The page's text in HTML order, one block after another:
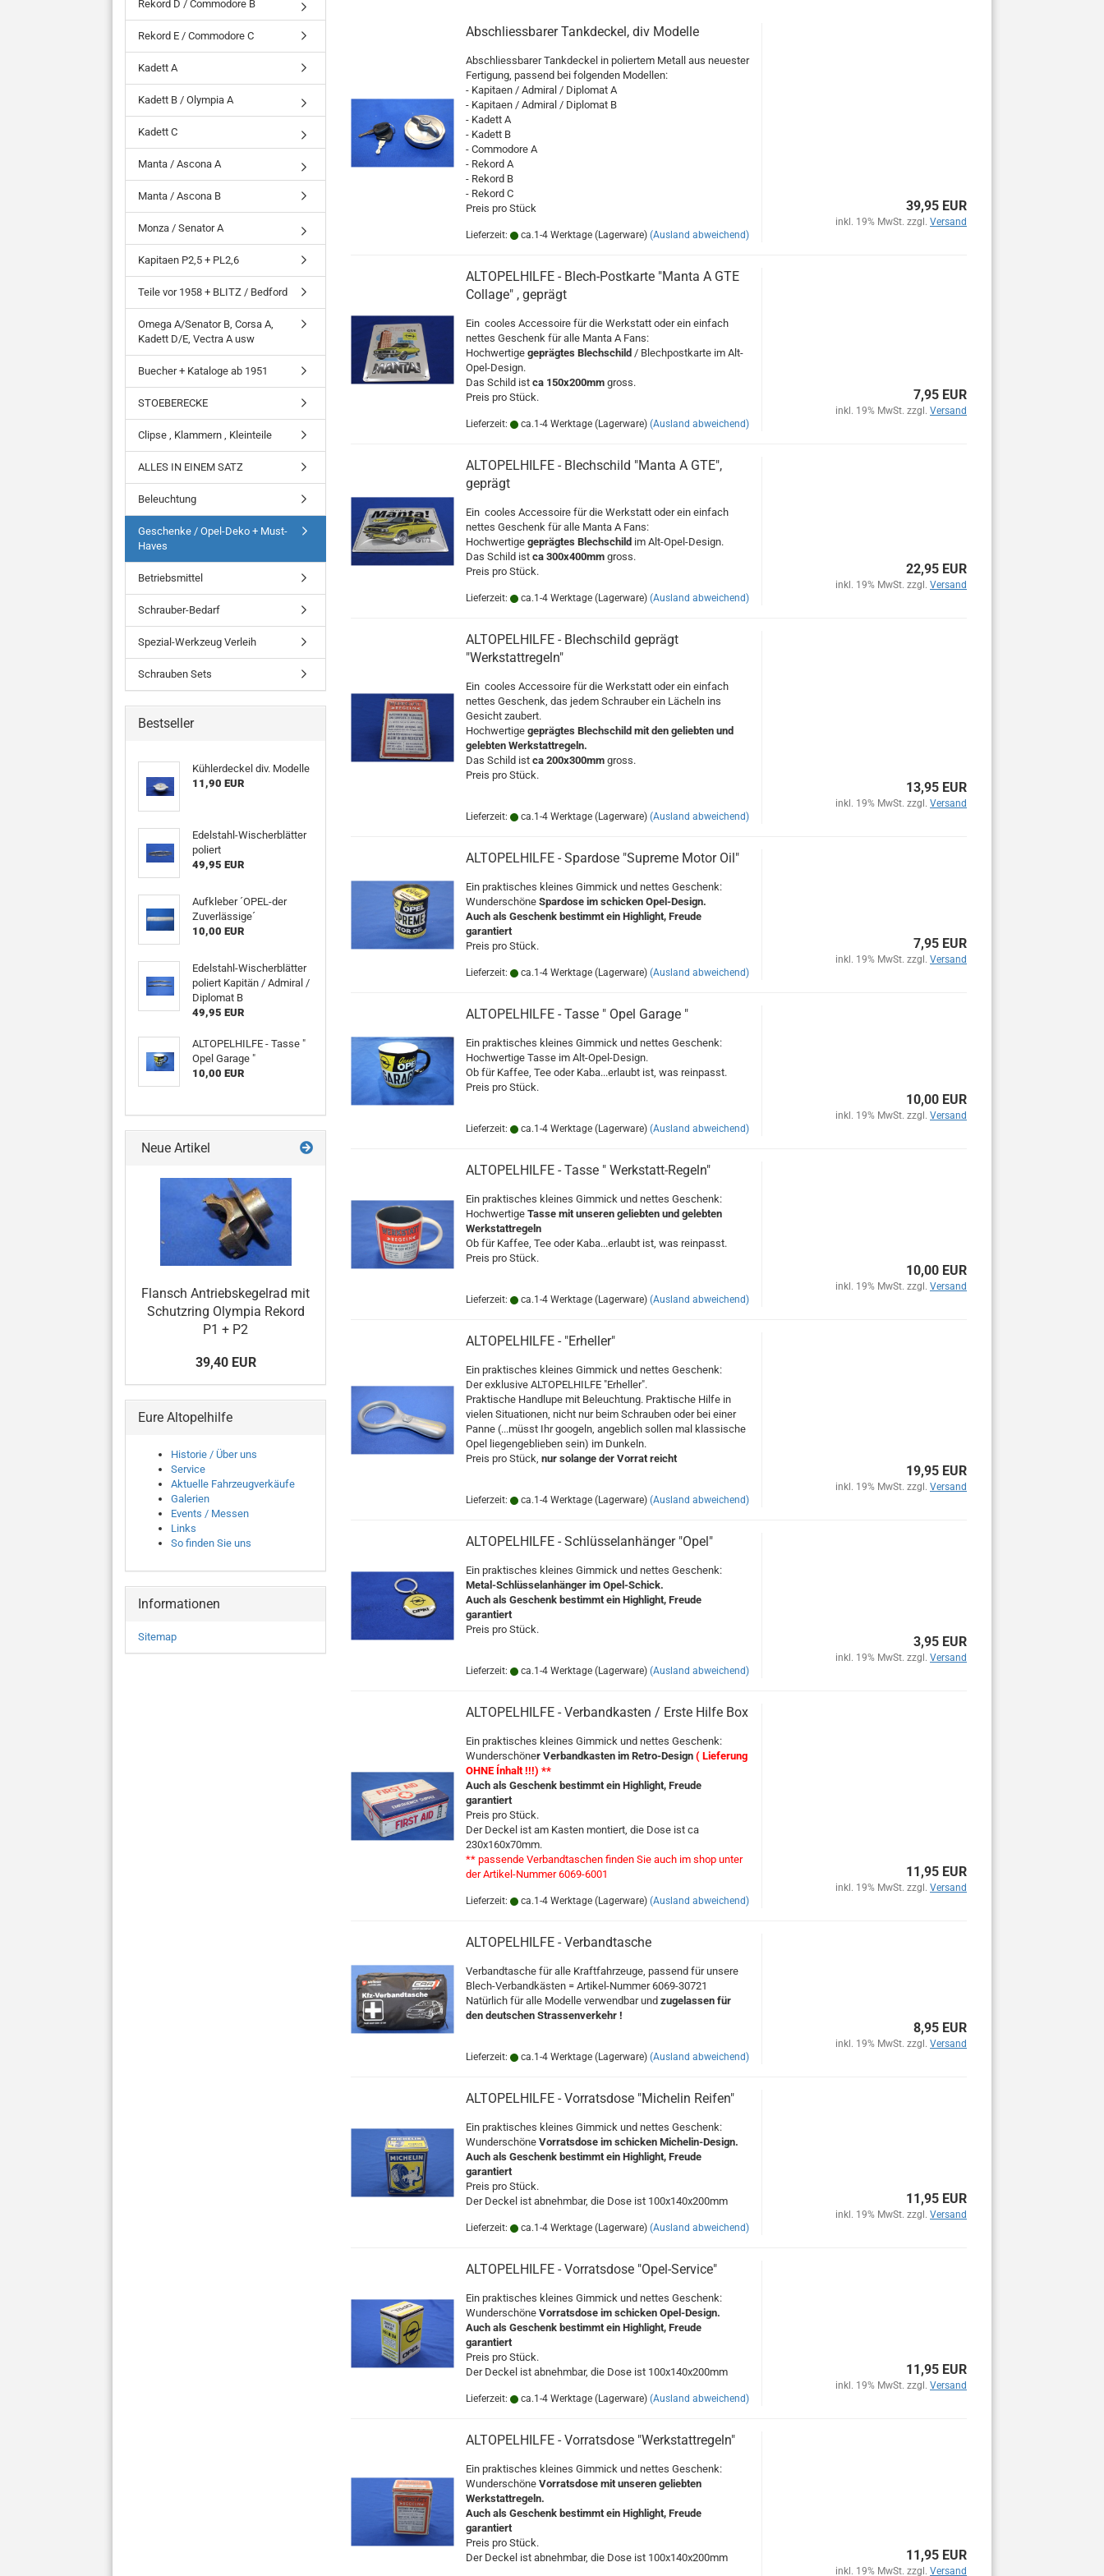
Abschliessbarer Tankdeckel, div Modelle
Abschliessbarer Tankdeckel in poliertem Metall aus neuester
Fertigung, passend bei folgenden Modellen:
- Kapitaen / Admiral / Diplomat A
- Kapitaen / Admiral / Diplomat B
- Kadett A
- Kadett B
- Commodore A
- Rekord A
- Rekord B
- Rekord C
Preis pro Stück
Lieferzeit: ca.1-4 Werktage (Lagerware) (Ausland abweichend)
39,95 EUR
inkl. 19% MwSt. zzgl. Versand
ALTOPELHILFE - Blech-Postkarte "Manta A GTE
Collage" , geprägt
Ein cooles Accessoire für die Werkstatt oder ein einfach
nettes Geschenk für alle Manta A Fans:
Hochwertige geprägtes Blechschild / Blechpostkarte im Alt-
Opel-Design.
Das Schild ist ca 150x200mm gross.
Preis pro Stück.
Lieferzeit: ca.1-4 Werktage (Lagerware) (Ausland abweichend)
7,95 EUR
inkl. 19% MwSt. zzgl. Versand
ALTOPELHILFE - Blechschild "Manta A GTE",
geprägt
Ein cooles Accessoire für die Werkstatt oder ein einfach
nettes Geschenk für alle Manta A Fans:
Hochwertige geprägtes Blechschild im Alt-Opel-Design.
Das Schild ist ca 300x400mm gross.
Preis pro Stück.
Lieferzeit: ca.1-4 Werktage (Lagerware) (Ausland abweichend)
22,95 EUR
inkl. 19% MwSt. zzgl. Versand
ALTOPELHILFE - Blechschild geprägt
"Werkstattregeln"
Ein cooles Accessoire für die Werkstatt oder ein einfach
nettes Geschenk, das jedem Schrauber ein Lächeln ins
Gesicht zaubert.
Hochwertige geprägtes Blechschild mit den geliebten und
gelebten Werkstattregeln.
Das Schild ist ca 200x300mm gross.
Preis pro Stück.
Lieferzeit: ca.1-4 Werktage (Lagerware) (Ausland abweichend)
13,95 EUR
inkl. 19% MwSt. zzgl. Versand
ALTOPELHILFE - Spardose "Supreme Motor Oil"
Ein praktisches kleines Gimmick und nettes Geschenk:
Wunderschöne Spardose im schicken Opel-Design.
Auch als Geschenk bestimmt ein Highlight, Freude
garantiert
Preis pro Stück.
Lieferzeit: ca.1-4 Werktage (Lagerware) (Ausland abweichend)
7,95 EUR
inkl. 19% MwSt. zzgl. Versand
ALTOPELHILFE - Tasse " Opel Garage "
Ein praktisches kleines Gimmick und nettes Geschenk:
Hochwertige Tasse im Alt-Opel-Design.
Ob für Kaffee, Tee oder Kaba...erlaubt ist, was reinpasst.
Preis pro Stück.
Lieferzeit: ca.1-4 Werktage (Lagerware) (Ausland abweichend)
10,00 EUR
inkl. 19% MwSt. zzgl. Versand
ALTOPELHILFE - Tasse " Werkstatt-Regeln"
Ein praktisches kleines Gimmick und nettes Geschenk:
Hochwertige Tasse mit unseren geliebten und gelebten
Werkstattregeln
Ob für Kaffee, Tee oder Kaba...erlaubt ist, was reinpasst.
Preis pro Stück.
Lieferzeit: ca.1-4 Werktage (Lagerware) (Ausland abweichend)
10,00 EUR
inkl. 19% MwSt. zzgl. Versand
ALTOPELHILFE - "Erheller"
Ein praktisches kleines Gimmick und nettes Geschenk:
Der exklusive ALTOPELHILFE "Erheller".
Praktische Handlupe mit Beleuchtung. Praktische Hilfe in
vielen Situationen, nicht nur beim Schrauben oder bei einer
Panne (...müsst Ihr googeln, angeblich sollen mal klassische
Opel liegengeblieben sein) im Dunkeln.
Preis pro Stück, nur solange der Vorrat reicht
Lieferzeit: ca.1-4 Werktage (Lagerware) (Ausland abweichend)
19,95 EUR
inkl. 19% MwSt. zzgl. Versand
ALTOPELHILFE - Schlüsselanhänger "Opel"
Ein praktisches kleines Gimmick und nettes Geschenk:
Metal-Schlüsselanhänger im Opel-Schick.
Auch als Geschenk bestimmt ein Highlight, Freude
garantiert
Preis pro Stück.
Lieferzeit: ca.1-4 Werktage (Lagerware) (Ausland abweichend)
3,95 EUR
inkl. 19% MwSt. zzgl. Versand
ALTOPELHILFE - Verbandkasten / Erste Hilfe Box
Ein praktisches kleines Gimmick und nettes Geschenk:
Wunderschöner Verbandkasten im Retro-Design ( Lieferung
OHNE Ínhalt !!!) **
Auch als Geschenk bestimmt ein Highlight, Freude
garantiert
Preis pro Stück.
Der Deckel ist am Kasten montiert, die Dose ist ca
230x160x70mm.
** passende Verbandtaschen finden Sie auch im shop unter
der Artikel-Nummer 6069-6001
Lieferzeit: ca.1-4 Werktage (Lagerware) (Ausland abweichend)
11,95 EUR
inkl. 19% MwSt. zzgl. Versand
ALTOPELHILFE - Verbandtasche
Verbandtasche für alle Kraftfahrzeuge, passend für unsere
Blech-Verbandkästen = Artikel-Nummer 6069-30721
Natürlich für alle Modelle verwendbar und zugelassen für
den deutschen Strassenverkehr !
Lieferzeit: ca.1-4 Werktage (Lagerware) (Ausland abweichend)
8,95 EUR
inkl. 19% MwSt. zzgl. Versand
ALTOPELHILFE - Vorratsdose "Michelin Reifen"
Ein praktisches kleines Gimmick und nettes Geschenk:
Wunderschöne Vorratsdose im schicken Michelin-Design.
Auch als Geschenk bestimmt ein Highlight, Freude
garantiert
Preis pro Stück.
Der Deckel ist abnehmbar, die Dose ist 100x140x200mm
Lieferzeit: ca.1-4 Werktage (Lagerware) (Ausland abweichend)
11,95 EUR
inkl. 19% MwSt. zzgl. Versand
ALTOPELHILFE - Vorratsdose "Opel-Service"
Ein praktisches kleines Gimmick und nettes Geschenk:
Wunderschöne Vorratsdose im schicken Opel-Design.
Auch als Geschenk bestimmt ein Highlight, Freude
garantiert
Preis pro Stück.
Der Deckel ist abnehmbar, die Dose ist 100x140x200mm
Lieferzeit: ca.1-4 Werktage (Lagerware) (Ausland abweichend)
11,95 EUR
inkl. 19% MwSt. zzgl. Versand
ALTOPELHILFE - Vorratsdose "Werkstattregeln"
Ein praktisches kleines Gimmick und nettes Geschenk:
Wunderschöne Vorratsdose mit unseren geliebten
Werkstattregeln.
Auch als Geschenk bestimmt ein Highlight, Freude
garantiert
Preis pro Stück.
Der Deckel ist abnehmbar, die Dose ist 100x140x200mm
11,95 EUR
inkl. 19% MwSt. zzgl. Versand
Rekord D / Commodore B
Rekord E / Commodore C
Kadett A
Kadett B / Olympia A
Kadett C
Manta / Ascona A
Manta / Ascona B
Monza / Senator A
Kapitaen P2,5 + PL2,6
Teile vor 1958 + BLITZ / Bedford
Omega A/Senator B, Corsa A,
Kadett D/E, Vectra A usw
Buecher + Kataloge ab 1951
STOEBERECKE
Clipse , Klammern , Kleinteile
ALLES IN EINEM SATZ
Beleuchtung
Geschenke / Opel-Deko + Must-
Haves
Betriebsmittel
Schrauber-Bedarf
Spezial-Werkzeug Verleih
Schrauben Sets
Bestseller
Kühlerdeckel div. Modelle
11,90 EUR
Edelstahl-Wischerblätter
poliert
49,95 EUR
Aufkleber ´OPEL-der
Zuverlässige´
10,00 EUR
Edelstahl-Wischerblätter
poliert Kapitän / Admiral /
Diplomat B
49,95 EUR
ALTOPELHILFE - Tasse "
Opel Garage "
10,00 EUR
Neue Artikel
Flansch Antriebskegelrad mit
Schutzring Olympia Rekord
P1 + P2
39,40 EUR
Eure Altopelhilfe
Historie / Über uns
Service
Aktuelle Fahrzeugverkäufe
Galerien
Events / Messen
Links
So finden Sie uns
Informationen
Sitemap